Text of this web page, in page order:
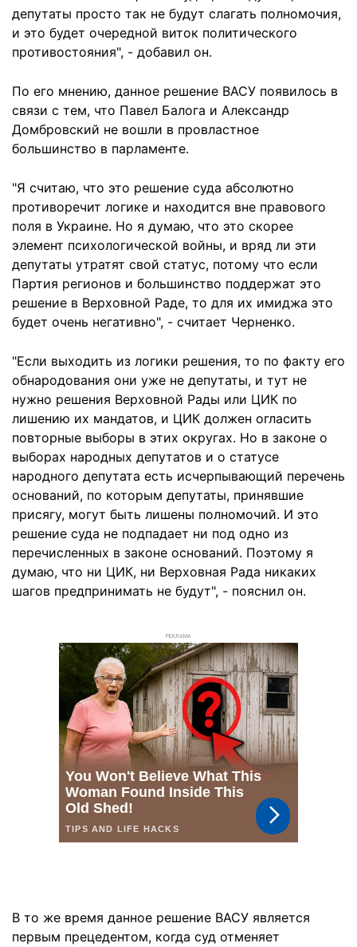
депутаты просто так не будут слагать полномочия,
и это будет очередной виток политического
противостояния", - добавил он.
По его мнению, данное решение ВАСУ появилось в
связи с тем, что Павел Балога и Александр
Домбровский не вошли в провластное
большинство в парламенте.
"Я считаю, что это решение суда абсолютно
противоречит логике и находится вне правового
поля в Украине. Но я думаю, что это скорее
элемент психологической войны, и вряд ли эти
депутаты утратят свой статус, потому что если
Партия регионов и большинство поддержат это
решение в Верховной Раде, то для их имиджа это
будет очень негативно", - считает Черненко.
"Если выходить из логики решения, то по факту его
обнародования они уже не депутаты, и тут не
нужно решения Верховной Рады или ЦИК по
лишению их мандатов, и ЦИК должен огласить
повторные выборы в этих округах. Но в законе о
выборах народных депутатов и о статусе
народного депутата есть исчерпывающий перечень
оснований, по которым депутаты, принявшие
присягу, могут быть лишены полномочий. И это
решение суда не подпадает ни под одно из
перечисленных в законе оснований. Поэтому я
думаю, что ни ЦИК, ни Верховная Рада никаких
шагов предпринимать не будут", - пояснил он.
РЕКЛАМА
В то же время данное решение ВАСУ является
первым прецедентом, когда суд отменяет